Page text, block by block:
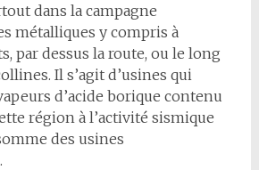
dans la campagne
métalliques y compris à
par dessus la route, ou le long
Il s’agit d’usines qui
d’acide borique contenu
région à l’activité sismique
des usines